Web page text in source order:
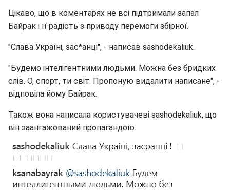
Цікаво, що в коментарях не всі підтримали запал
Байрак і її радість з приводу перемоги збірної.
"Слава Україні, зас*анці", - написав sashodekaliuk.
"Будемо інтелігентними людьми. Можна без бридких
слів. О, спорт, ти світ. Пропоную видалити написане", -
відповіла йому Байрак.
Також вона написала користувачеві sashodekaliuk, що
він заангажований пропагандою.